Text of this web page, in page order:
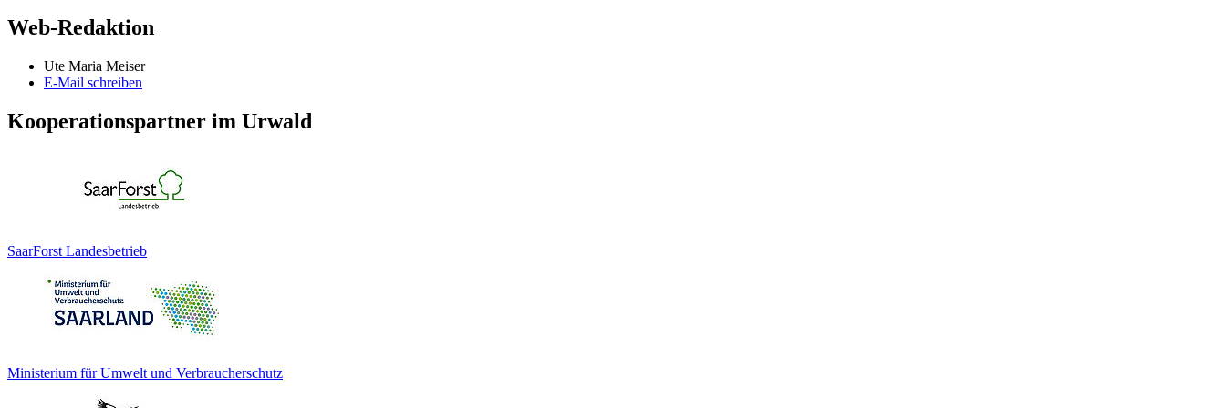
Web-Redaktion
Ute Maria Meiser
E-Mail schreiben
Kooperationspartner im Urwald
SaarForst Landesbetrieb
Ministerium für Umwelt und Verbraucherschutz